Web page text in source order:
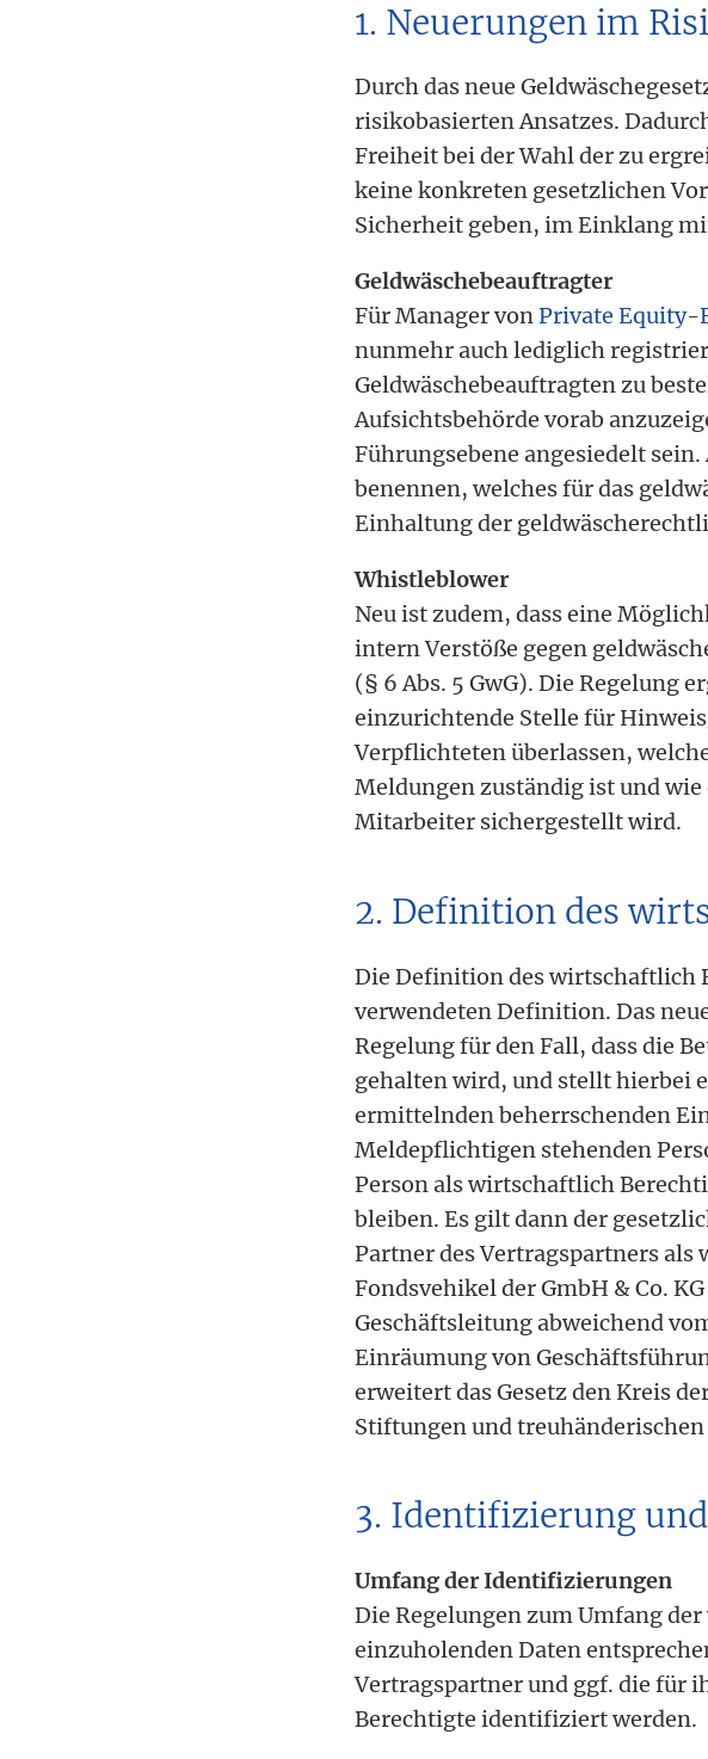
1. Neuerungen im
Durch das neue
risikobasierten Ansatzes.
Freiheit bei der Wahl der zu
keine konkreten gesetzlichen
Sicherheit geben, im Einklang
Geldwäschebeauftragter
Für Manager vonPrivate Equity-
nunmehr auch lediglich
Geldwäschebeauftragten zu
Aufsichtsbehörde vorab
Führungsebene angesiedelt
benennen, welches für das
Einhaltung der
Whistleblower
Neu ist zudem, dass eine
intern Verstöße gegen
(§ 6 Abs. 5 GwG). Die Regelung
einzurichtende Stelle für
Verpflichteten überlassen,
Meldungen zuständig ist und
Mitarbeiter sichergestellt wird.
2. Definition des
Die Definition des wirtschaftlich
verwendeten Definition. Das
Regelung für den Fall, dass die
gehalten wird, und stellt hierbei
ermittelnden beherrschenden
Meldepflichtigen stehenden
Person als wirtschaftlich
bleiben. Es gilt dann der
Partner des Vertragspartners
Fondsvehikel der GmbH & Co.
Geschäftsleitung abweichend
Einräumung von
erweitert das Gesetz den Kreis
Stiftungen und
3. Identifizierung
Umfang der Identifizierungen
Die Regelungen zum Umfang
einzuholenden Daten
Vertragspartner und ggf. die für
Berechtigte identifiziert werden.